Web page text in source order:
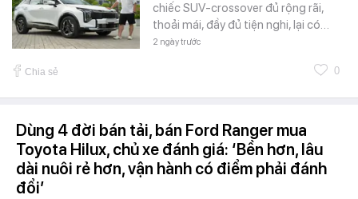
chiếc SUV-crossover đủ rộng rãi,
thoải mái, đầy đủ tiện nghi, lại có…
2 ngày trước
Chia sẻ 0
Dùng 4 đời bán tải, bán Ford Ranger mua
Toyota Hilux, chủ xe đánh giá: ‘Bền hơn, lâu
dài nuôi rẻ hơn, vận hành có điểm phải đánh
đổi’